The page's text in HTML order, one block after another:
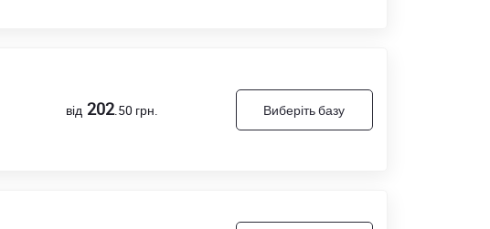
від 202.50 грн. Виберіть базу